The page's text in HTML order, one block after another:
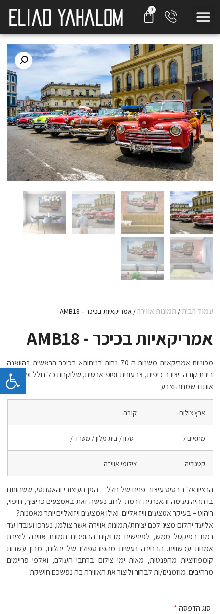
עמוד הבית/ תמונות אווירה / אמריקאיות בכיכר – AMB18
אמריקאיות בכיכר - AMB18
מכוניות אמריקאיות משנות ה-70 נחות בניחותא בכיכר הראשית בהוואנה
בירת קובה. יצירה כיפית, צבעונית ופופ-ארטית, שלוקחת כל חלל וממלאת
אותו בשמחה וצבע
ארץ צילום קובה
מתאים ל סלון / בית מלון / משרד /
קטגוריה צילומי אווירה
הרציונאל בבסיס עיצוב פנים של חלל – הפן העיצובי והאסתטי, ששהותנו
בו תהיה נעימה והאנרגיה זורמת. לרוב נעשה זאת באמצעים כריצוף, חיפוי,
ריהוט – בעיקר אמצעים וויזואליים. ואילו אמצעים ויזואליים יותר מאמנות?
אליעד יהלום מציג לכם יצירות/תמונות אווירה אשר צולמו, נערכו ועובדו עד
רמת הפיקסל ממש, לפינישים מדויקים ההופכים תמונת אווירה ליצירת
אמנות עכשווית. הבחירה נעשית מהפורטפוליו של יהלום, מבין עשרות
קומפוזיציות מהפנטות, מאות ימי צילום ברחבי העולם, ואלפי פריימים
מרהיבים. מוזמנים/ות לבחור וליצור את האווירה בה נפשכם חושקת.
סוג הדפסה*